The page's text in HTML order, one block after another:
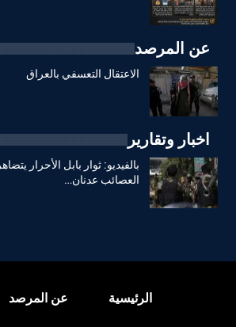
عن المرصد
الاعتقال التعسفي بالعراق
اخبار وتقارير
بالفيديو: ثوار بابل الأحرار
العصائب عدنان…
الرئيسية عن المرصد